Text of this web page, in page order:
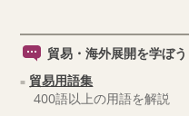
貿易・海外展開を学ぼう
貿易用語集
400語以上の用語を解説